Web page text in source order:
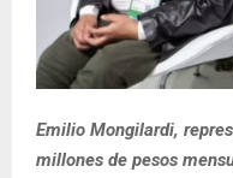
Emilio Mongilardi,
millones de pesos